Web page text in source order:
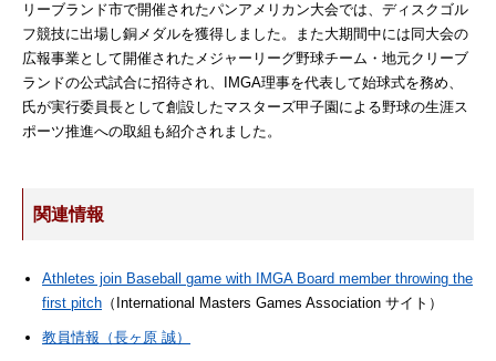
リーブランド市で開催されたパンアメリカン大会では、ディスクゴル
フ競技に出場し銅メダルを獲得しました。また大期間中には同大会の
広報事業として開催されたメジャーリーグ野球チーム・地元クリーブ
ランドの公式試合に招待され、IMGA理事を代表して始球式を務め、
氏が実行委員長として創設したマスターズ甲子園による野球の生涯ス
ポーツ推進への取組も紹介されました。
関連情報
Athletes join Baseball game with IMGA Board member throwing the
first pitch （International Masters Games Association サイト）
教員情報（長ヶ原 誠）